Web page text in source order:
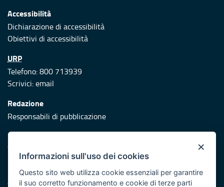
Accessibilità
Dichiarazione di accessibilità
Obiettivi di accessibilità
URP
Telefono: 800 713939
Scrivici:email
Redazione
Responsabili di pubblicazione
Protezione civile
Vai al sito di Protezione Civile Puglia
Iniziativa finanziata con risorse del POR Puglia 2014/2020 -
Asse XI
×
Informazioni sull'uso dei cookies
Questo sito web utilizza cookie essenziali per garantire
il suo corretto funzionamento e cookie di terze parti